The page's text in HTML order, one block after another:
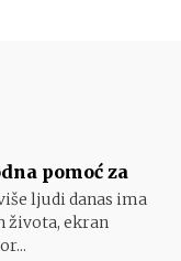
pomoć za
ljudi danas ima
života, ekran